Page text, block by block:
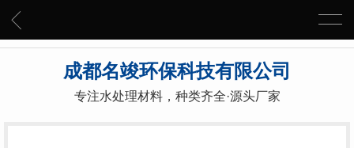
成都名竣环保科技有限公司
专注水处理材料，种类齐全·源头厂家